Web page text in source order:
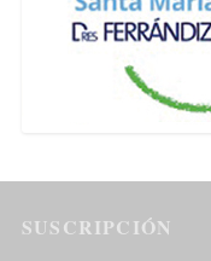
SUSCRIPCIÓN